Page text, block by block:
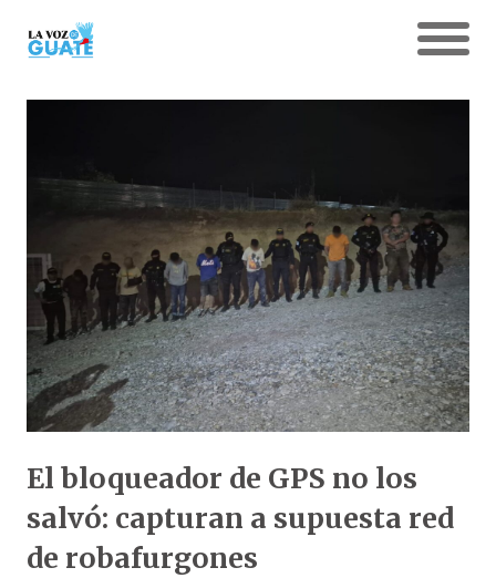
El bloqueador de GPS no los
salvó: capturan a supuesta red
de robafurgones